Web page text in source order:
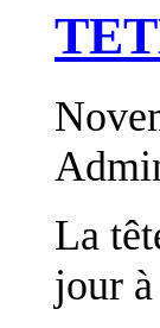
La
jour